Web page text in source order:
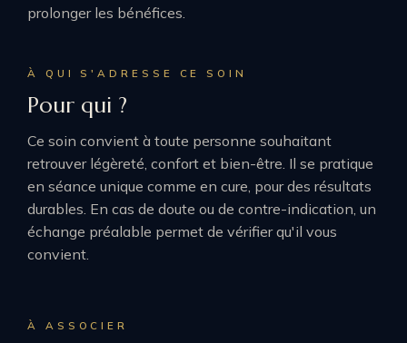
prolonger les bénéfices.
À QUI S'ADRESSE CE SOIN
Pour qui ?
Ce soin convient à toute personne souhaitant
retrouver légèreté, confort et bien-être. Il se pratique
en séance unique comme en cure, pour des résultats
durables. En cas de doute ou de contre-indication, un
échange préalable permet de vérifier qu'il vous
convient.
À ASSOCIER